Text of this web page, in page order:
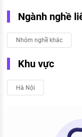
Ngành nghề
Nhóm nghề khác
Khu vực
Hà Nội